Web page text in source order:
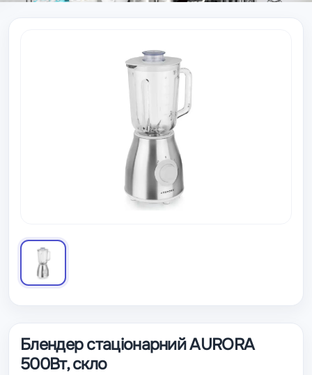
Блендер стаціонарний AURORA
500Вт, скло